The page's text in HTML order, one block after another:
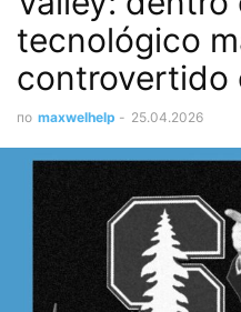
tecnológico
controvertido
по maxwelhelp - 25.04.2026